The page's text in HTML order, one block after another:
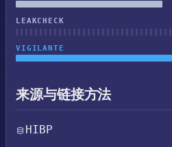
LEAKCHECK
VIGILANTE
来源与链接方法
HIBP